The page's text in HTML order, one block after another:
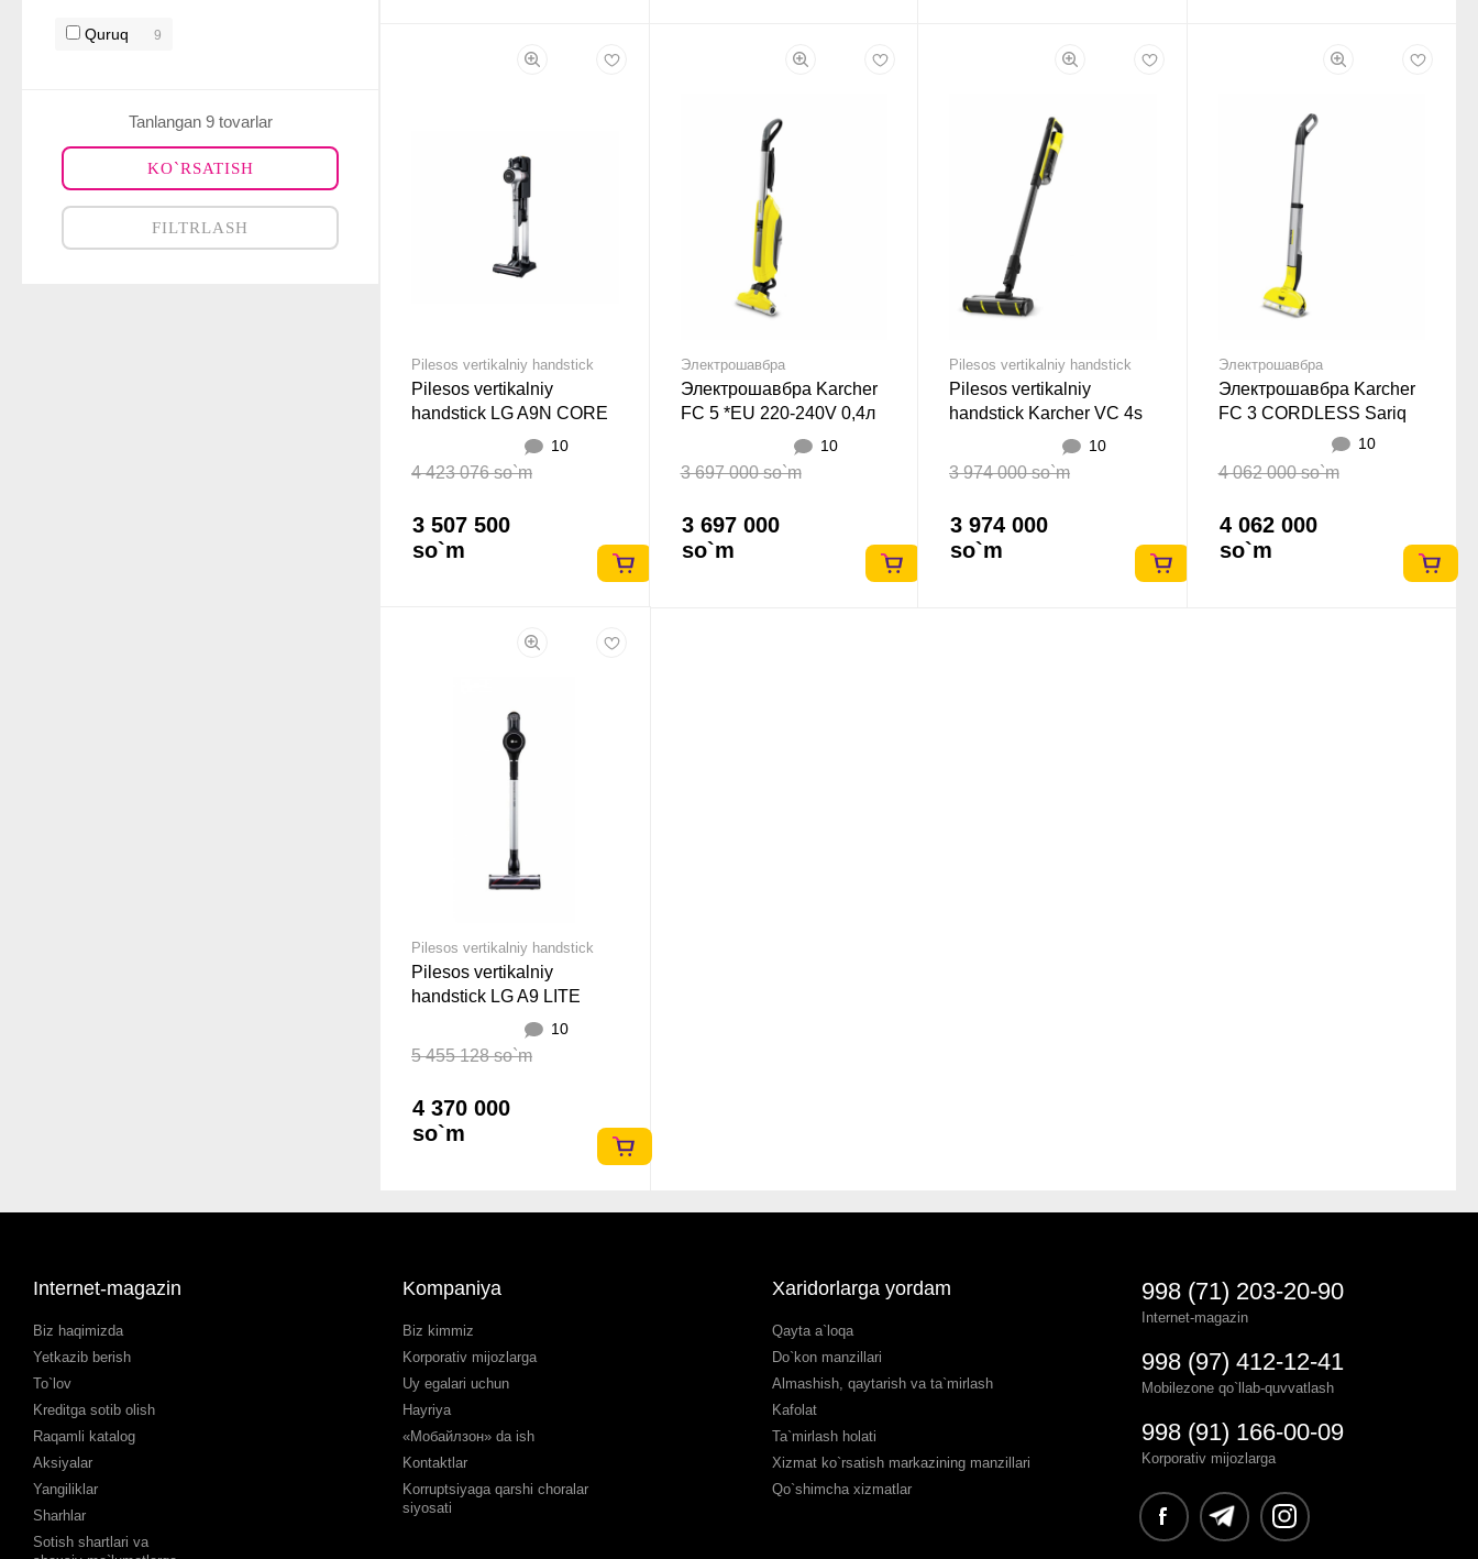
Quruq 9
Tanlangan 9 tovarlar
KO`RSATISH
FILTRLASH
Pilesos vertikalniy handstick
Pilesos vertikalniy
handstick LG A9N CORE
10
4 423 076 so`m
3 507 500
so`m
Электрошавбра
Электрошавбра Karcher
FC 5 *EU 220-240V 0,4л
10
3 697 000 so`m
3 697 000
so`m
Pilesos vertikalniy handstick
Pilesos vertikalniy
handstick Karcher VC 4s
Cordless Plus Sariq
10
3 974 000 so`m
3 974 000
so`m
Электрошавбра
Электрошавбра Karcher
FC 3 CORDLESS Sariq
10
4 062 000 so`m
4 062 000
so`m
Pilesos vertikalniy handstick
Pilesos vertikalniy
handstick LG A9 LITE
10
5 455 128 so`m
4 370 000
so`m
Internet-magazin
Biz haqimizda
Yetkazib berish
To`lov
Kreditga sotib olish
Raqamli katalog
Aksiyalar
Yangiliklar
Sharhlar
Sotish shartlari va
Kompaniya
Biz kimmiz
Korporativ mijozlarga
Uy egalari uchun
Hayriya
«Мобайлзон» da ish
Kontaktlar
Korruptsiyaga qarshi choralar
siyosati
Xaridorlarga yordam
Qayta a`loqa
Do`kon manzillari
Almashish, qaytarish va ta`mirlash
Kafolat
Ta`mirlash holati
Xizmat ko`rsatish markazining manzillari
Qo`shimcha xizmatlar
998 (71) 203-20-90
Internet-magazin
998 (97) 412-12-41
Mobilezone qo`llab-quvvatlash
998 (91) 166-00-09
Korporativ mijozlarga